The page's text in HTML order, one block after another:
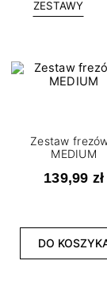
ZESTAWY
Zestaw
MEDIUM
139,99 zł
DO